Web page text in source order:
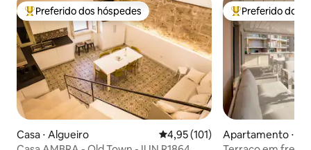
Entre os melhores preferidos dos hóspedes
Preferido dos hóspedes
Casa ⋅ Algueiro 4,95 de uma avaliação média de
4,95 (101)
Entre os
Preferido dos
Apartamento ⋅